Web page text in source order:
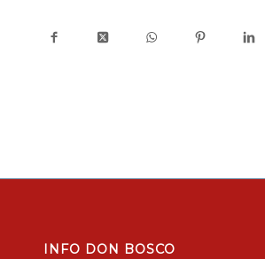
INFO DON BOSCO